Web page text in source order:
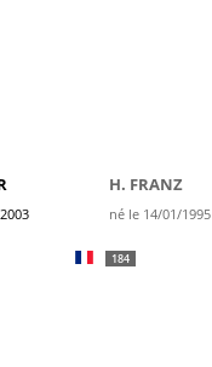
H. FRANZ
né le 14/01/1995
184